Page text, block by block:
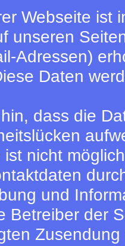
Webseite ist
unseren
Adressen)
Daten
dass die
nicht
und
Betreiber der